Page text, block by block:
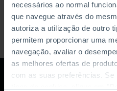
necessários ao normal
que navegue através do
autoriza a utilização de outro
permitem proporcionar uma
navegação, avaliar o
as melhores ofertas de
com as suas preferências. Se